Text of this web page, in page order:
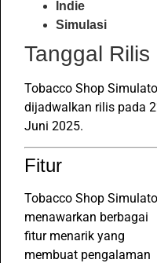
Indie
Simulasi
Tanggal Rilis
Tobacco Shop
dijadwalkan rilis pada
Juni 2025.
Fitur
Tobacco Shop
menawarkan berbagai
fitur menarik yang
membuat pengalaman